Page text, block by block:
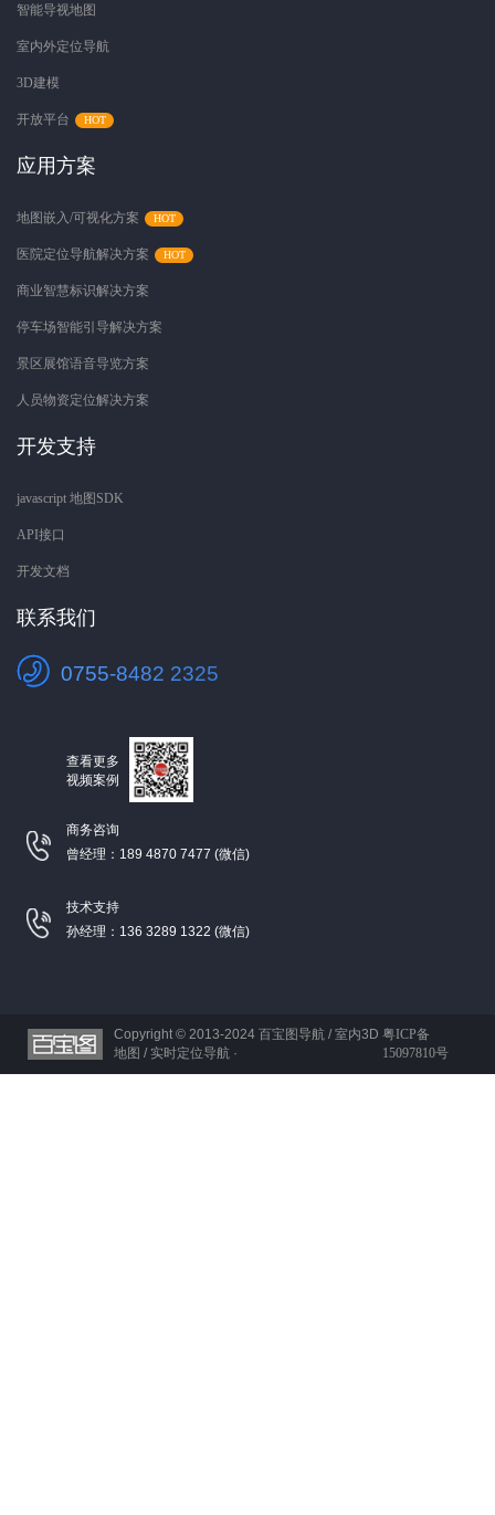
智能导视地图
室内外定位导航
3D建模
开放平台
应用方案
地图嵌入/可视化方案
医院定位导航解决方案
商业智慧标识解决方案
停车场智能引导解决方案
景区展馆语音导览方案
人员物资定位解决方案
开发支持
javascript 地图SDK
API接口
开发文档
联系我们
0755-8482 2325
查看更多
视频案例
商务咨询
曾经理：189 4870 7477 (微信)
技术支持
孙经理：136 3289 1322 (微信)
Copyright © 2013-2024 百宝图导航 / 室内3D
地图 / 实时定位导航 ·
粤ICP备
15097810号